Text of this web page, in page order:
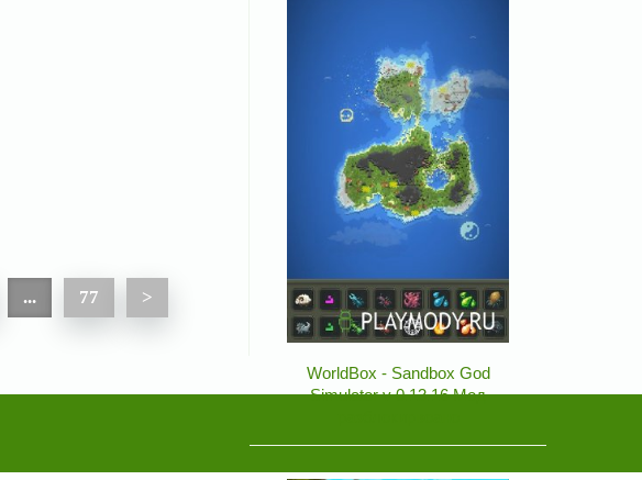
... 77 >
WorldBox - Sandbox God
Simulator v 0.13.16 Мод